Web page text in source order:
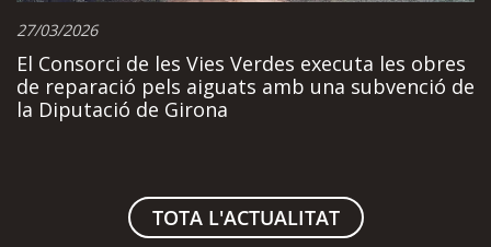
27/03/2026
El Consorci de les Vies Verdes executa les obres
de reparació pels aiguats amb una subvenció de
la Diputació de Girona
TOTA L'ACTUALITAT